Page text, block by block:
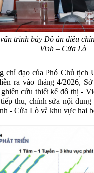
trình bày Đồ án điều
Vinh – Cửa Lò
chỉ đạo của Phó Chủ tịch
ra vào tháng 4/2026,
cứu thiết kế đô thị -
thu, chỉnh sửa nội
- Cửa Lò và khu vực hai